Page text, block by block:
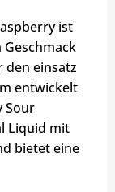
ist
den einsatz
entwickelt
Sour
Liquid mit
bietet eine